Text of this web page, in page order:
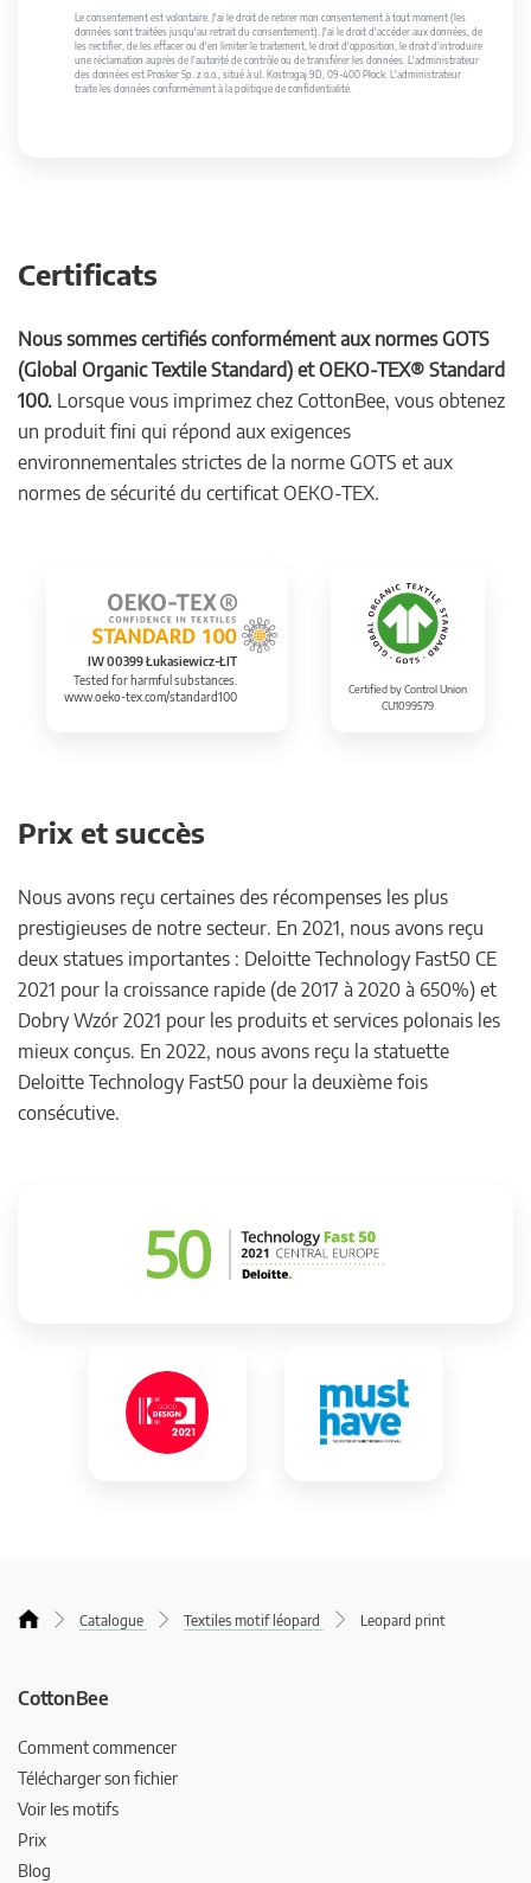
Le consentement est volontaire. J'ai le droit de retirer mon consentement à tout moment (les
données sont traitées jusqu'au retrait du consentement). J'ai le droit d'accéder aux données, de
les rectifier, de les effacer ou d'en limiter le traitement, le droit d'opposition, le droit d'introduire
une réclamation auprès de l'autorité de contrôle ou de transférer les données. L'administrateur
des données est Prosker Sp. z o.o., situé à ul. Kostrogaj 9D, 09-400 Płock. L'administrateur
traite les données conformément à la politique de confidentialité.
Certificats
Nous sommes certifiés conformément aux normes GOTS
(Global Organic Textile Standard) et OEKO-TEX® Standard
100. Lorsque vous imprimez chez CottonBee, vous obtenez
un produit fini qui répond aux exigences
environnementales strictes de la norme GOTS et aux
normes de sécurité du certificat OEKO-TEX.
IW 00399 Łukasiewicz-ŁIT
Tested for harmful substances.
www.oeko-tex.com/standard100
Certified by Control Union
CU1099579
Prix et succès
Nous avons reçu certaines des récompenses les plus
prestigieuses de notre secteur. En 2021, nous avons reçu
deux statues importantes : Deloitte Technology Fast50 CE
2021 pour la croissance rapide (de 2017 à 2020 à 650%) et
Dobry Wzór 2021 pour les produits et services polonais les
mieux conçus. En 2022, nous avons reçu la statuette
Deloitte Technology Fast50 pour la deuxième fois
consécutive.
Catalogue Textiles motif léopard Leopard print
CottonBee
Comment commencer
Télécharger son fichier
Voir les motifs
Prix
Blog